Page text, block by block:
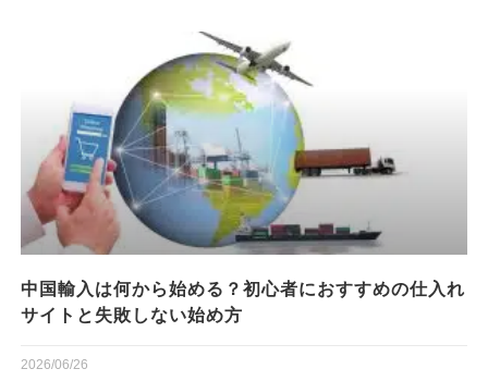
中国輸入は何から始める？初心者におすすめの仕入れ
サイトと失敗しない始め方
2026/06/26